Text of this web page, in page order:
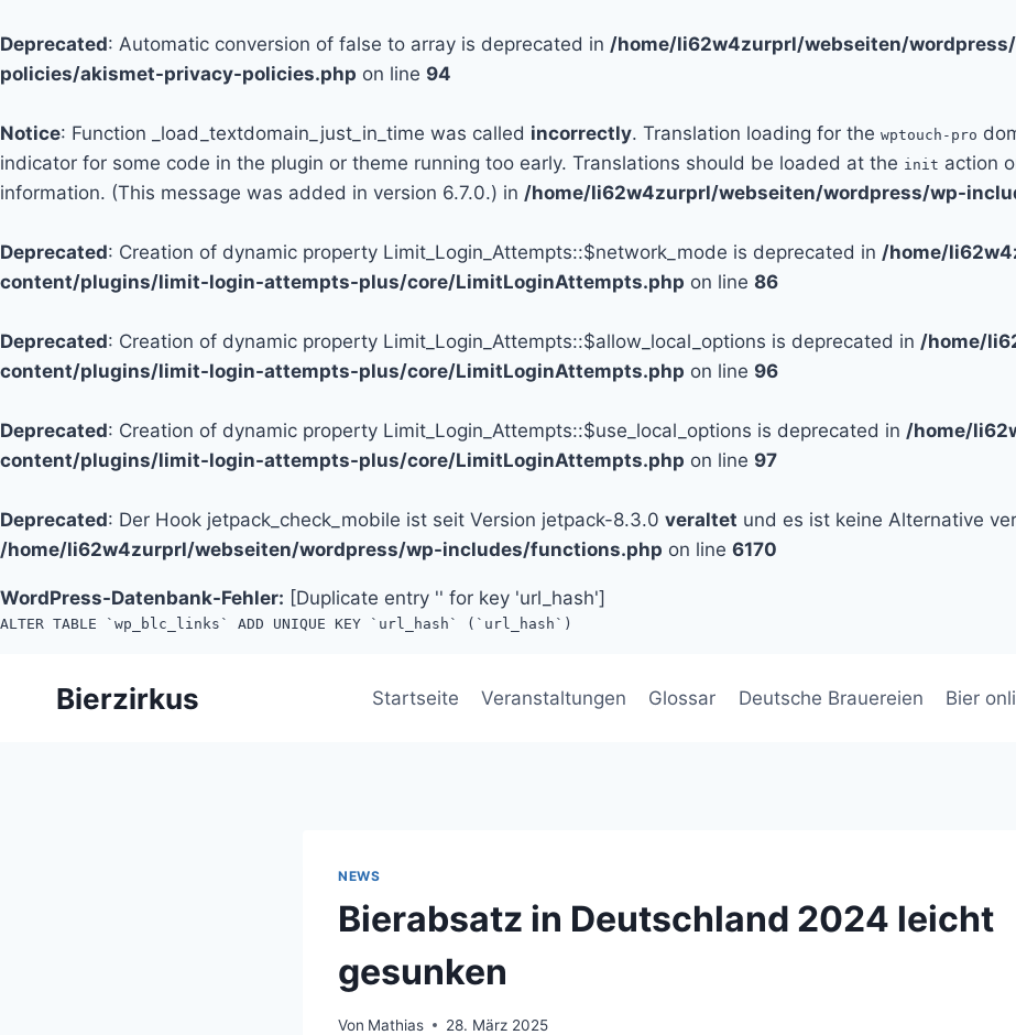
Deprecated: Automatic conversion of false to array is deprecated in /home/li62w4zurprl/webseiten/
policies/akismet-privacy-policies.php on line 94
Notice: Function _load_textdomain_just_in_time was called incorrectly. Translation loading for the wptouch-pro
indicator for some code in the plugin or theme running too early. Translations should be loaded at the init action
information. (This message was added in version 6.7.0.) in /home/li62w4zurprl/webseiten/wordpress/wp-
Deprecated: Creation of dynamic property Limit_Login_Attempts::$network_mode is deprecated in /home/
content/plugins/limit-login-attempts-plus/core/LimitLoginAttempts.php on line 86
Deprecated: Creation of dynamic property Limit_Login_Attempts::$allow_local_options is deprecated in /home/
content/plugins/limit-login-attempts-plus/core/LimitLoginAttempts.php on line 96
Deprecated: Creation of dynamic property Limit_Login_Attempts::$use_local_options is deprecated in /home/
content/plugins/limit-login-attempts-plus/core/LimitLoginAttempts.php on line 97
Deprecated: Der Hook jetpack_check_mobile ist seit Version jetpack-8.3.0 veraltet und es ist keine Alternative
/home/li62w4zurprl/webseiten/wordpress/wp-includes/functions.php on line 6170
WordPress-Datenbank-Fehler: [Duplicate entry '' for key 'url_hash']
ALTER TABLE `wp_blc_links` ADD UNIQUE KEY `url_hash` (`url_hash`)
Bierzirkus Startseite Veranstaltungen Glossar Deutsche Brauereien Bier
NEWS
Bierabsatz in Deutschland 2024 leicht
gesunken
Von Mathias 28. März 2025